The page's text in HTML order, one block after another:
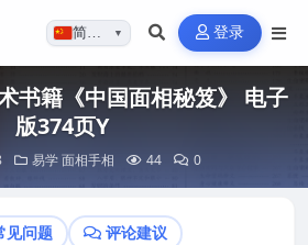
简体…▼ 登录
书籍《中国面相秘笈》 电子
版374页Y
易学 面相手相 44 0
见问题 评论建议